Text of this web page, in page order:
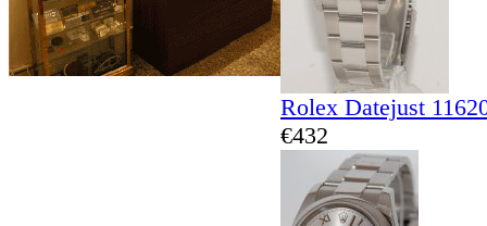
Rolex Datejust
€432